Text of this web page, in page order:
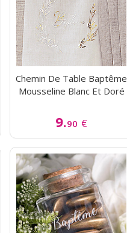
Chemin De Table Baptême
Mousseline Blanc Et Doré
9.90 €